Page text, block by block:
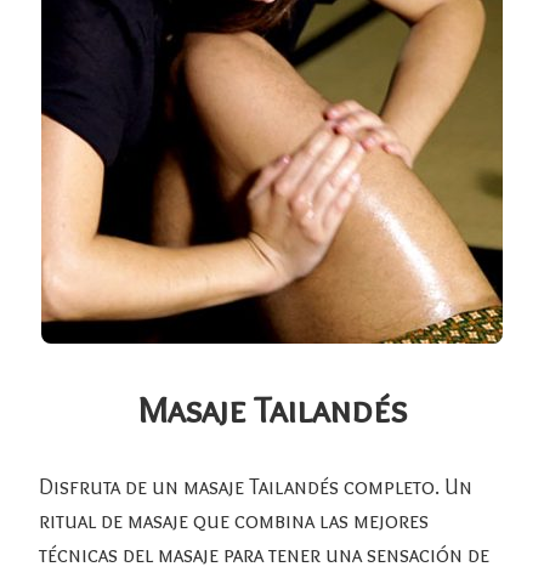
Masaje Tailandés
Disfruta de un masaje Tailandés completo. Un
ritual de masaje que combina las mejores
técnicas del masaje para tener una sensación de